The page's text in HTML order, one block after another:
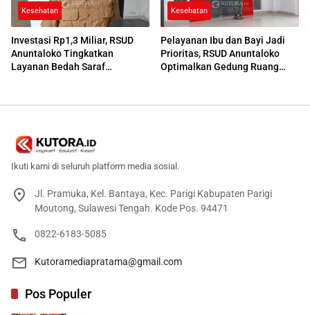
Kesehatan
Investasi Rp1,3 Miliar, RSUD
Anuntaloko Tingkatkan
Layanan Bedah Saraf
Kesehatan
Pelayanan Ibu dan Bayi Jadi
Prioritas, RSUD Anuntaloko
Optimalkan Gedung Ruang
Ikuti kami di seluruh platform media sosial.
Jl. Pramuka, Kel. Bantaya, Kec. Parigi Kabupaten Parigi
Moutong, Sulawesi Tengah. Kode Pos. 94471
0822-6183-5085
Kutoramediapratama@gmail.com
Pos Populer